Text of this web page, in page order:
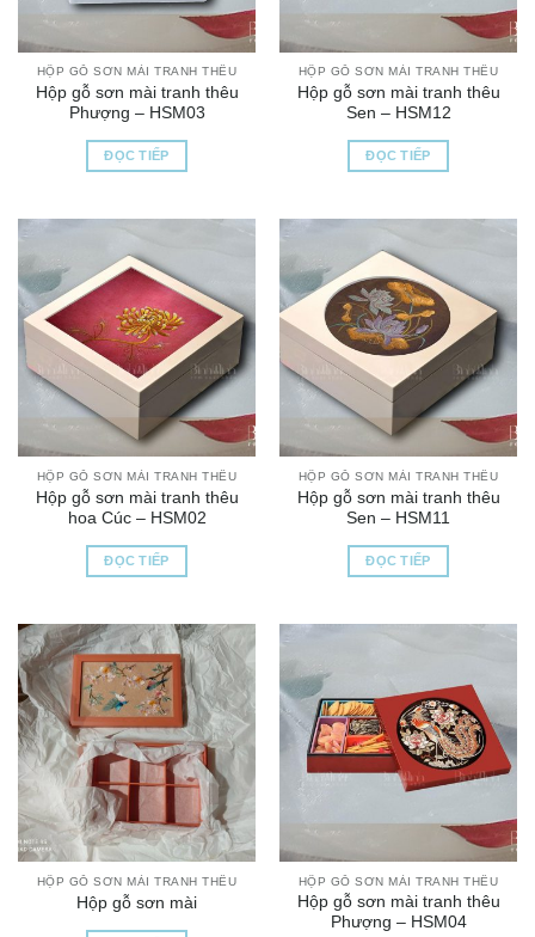
HỘP GỖ SƠN MÀI TRANH THÊU
Hộp gỗ sơn mài tranh thêu
Phượng – HSM03
ĐỌC TIẾP
HỘP GỖ SƠN MÀI TRANH THÊU
Hộp gỗ sơn mài tranh thêu
Sen – HSM12
ĐỌC TIẾP
HỘP GỖ SƠN MÀI TRANH THÊU
Hộp gỗ sơn mài tranh thêu
hoa Cúc – HSM02
ĐỌC TIẾP
HỘP GỖ SƠN MÀI TRANH THÊU
Hộp gỗ sơn mài tranh thêu
Sen – HSM11
ĐỌC TIẾP
HỘP GỖ SƠN MÀI TRANH THÊU
Hộp gỗ sơn mài
HỘP GỖ SƠN MÀI TRANH THÊU
Hộp gỗ sơn mài tranh thêu
Phượng – HSM04